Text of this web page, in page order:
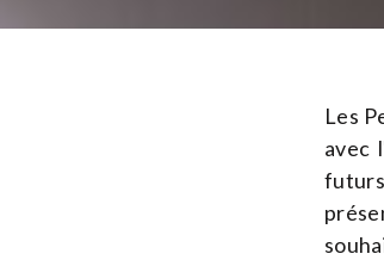
Les
avec
futurs